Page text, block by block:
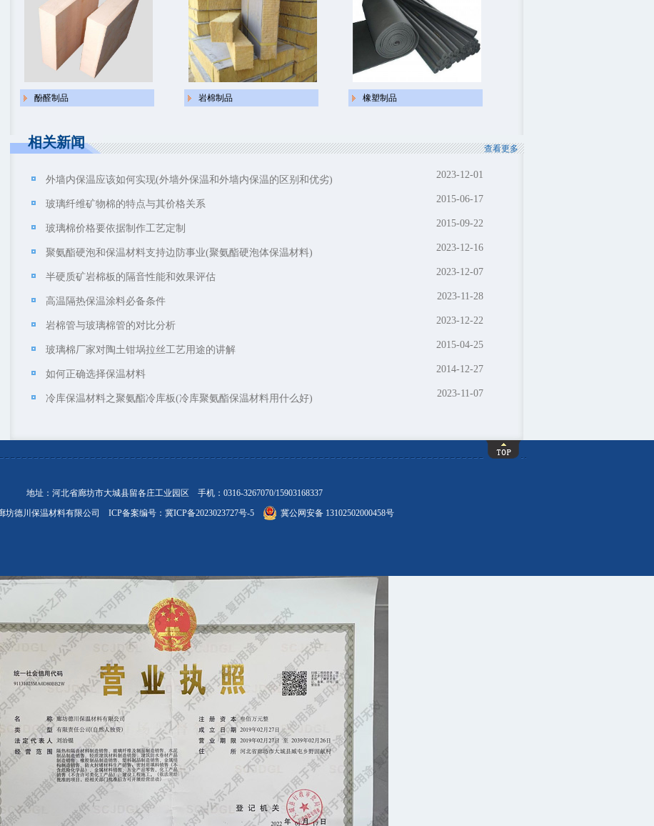
酚醛制品 岩棉制品 橡塑制品
相关新闻 查看更多
外墙内保温应该如何实现(外墙外保温和外墙内保温的区别和优劣) 2023-12-01
玻璃纤维矿物棉的特点与其价格关系 2015-06-17
玻璃棉价格要依据制作工艺定制 2015-09-22
聚氨酯硬泡和保温材料支持边防事业(聚氨酯硬泡体保温材料) 2023-12-16
半硬质矿岩棉板的隔音性能和效果评估 2023-12-07
高温隔热保温涂料必备条件 2023-11-28
岩棉管与玻璃棉管的对比分析 2023-12-22
玻璃棉厂家对陶土钳埚拉丝工艺用途的讲解 2015-04-25
如何正确选择保温材料 2014-12-27
冷库保温材料之聚氨酯冷库板(冷库聚氨酯保温材料用什么好) 2023-11-07
地址：河北省廊坊市大城县留各庄工业园区 手机：0316-3267070/15903168337
坊德川保温材料有限公司 ICP备案编号： 冀ICP备2023023727号-5 冀公网安备 13102502000458号